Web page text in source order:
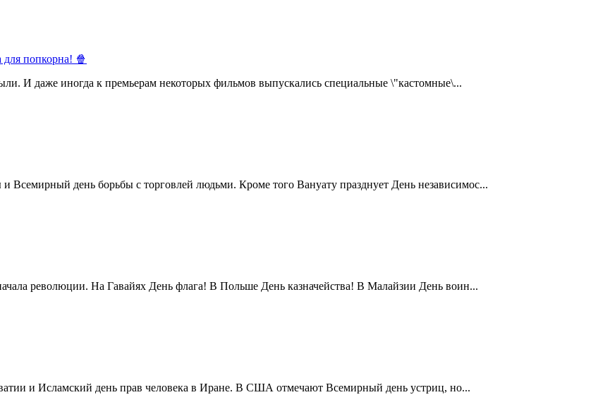
попкорна! 🍿
И даже иногда к премьерам некоторых фильмов выпускались специальные \"кастомные\...
день борьбы с торговлей людьми. Кроме того Вануату празднует День независимос...
революции. На Гавайях День флага! В Польше День казначейства! В Малайзии День воин...
и Исламский день прав человека в Иране. В США отмечают Всемирный день устриц, но...